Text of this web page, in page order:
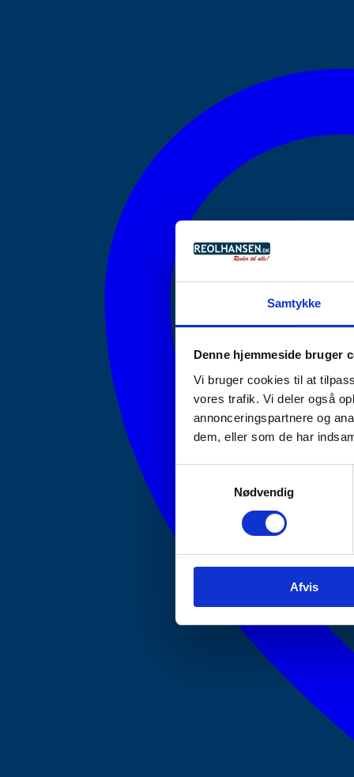
Samtykke
Denne hjemmeside bruger
Vi bruger cookies til at
vores trafik. Vi deler også
annonceringspartnere og
dem, eller som de har
Nødvendig
Afvis